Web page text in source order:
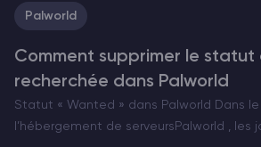
options principales : Forge, Fabric et…
Palworld
Comment supprimer le statut
recherchée dans Palworld
Statut « Wanted » dans Palworld Dans
l’hébergement de serveursPalworld , les